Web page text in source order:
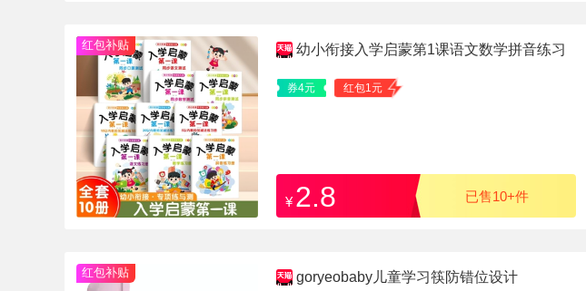
红包补贴
幼小衔接入学启蒙第1课语文数学拼音练习
册
券4元 红包1元
¥ 2.8 已售10+件
红包补贴 goryeobaby儿童学习筷防错位设计